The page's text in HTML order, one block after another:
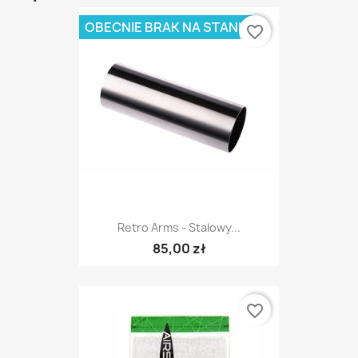
Retro Arms - Stalowy...
85,00 zł
OBECNIE BRAK NA STANIEfavorite_border
favorite_border